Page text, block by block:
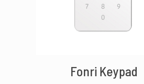
Fonri Keypad